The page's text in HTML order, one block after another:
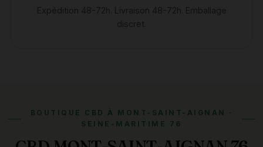
Expédition 48-72h. Livraison 48-72h. Emballage
discret.
BOUTIQUE CBD À MONT-SAINT-AIGNAN ·
SEINE-MARITIME 76